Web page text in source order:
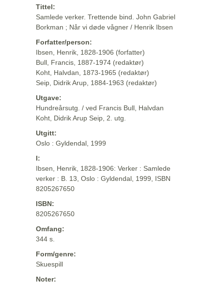
Tittel:
Samlede verker. Trettende bind. John Gabriel
Borkman ; Når vi døde vågner / Henrik Ibsen
Forfatter/person:
Ibsen, Henrik, 1828-1906 (forfatter)
Bull, Francis, 1887-1974 (redaktør)
Koht, Halvdan, 1873-1965 (redaktør)
Seip, Didrik Arup, 1884-1963 (redaktør)
Utgave:
Hundreårsutg. / ved Francis Bull, Halvdan
Koht, Didrik Arup Seip, 2. utg.
Utgitt:
Oslo : Gyldendal, 1999
I:
Ibsen, Henrik, 1828-1906: Verker : Samlede
verker : B. 13, Oslo : Gyldendal, 1999, ISBN
8205267650
ISBN:
8205267650
Omfang:
344 s.
Form/genre:
Skuespill
Noter: